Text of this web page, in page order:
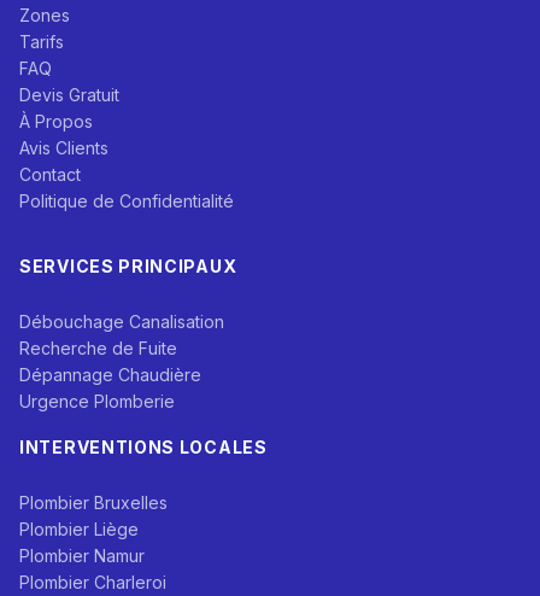
Zones
Tarifs
FAQ
Devis Gratuit
À Propos
Avis Clients
Contact
Politique de Confidentialité
SERVICES PRINCIPAUX
Débouchage Canalisation
Recherche de Fuite
Dépannage Chaudière
Urgence Plomberie
INTERVENTIONS LOCALES
Plombier Bruxelles
Plombier Liège
Plombier Namur
Plombier Charleroi